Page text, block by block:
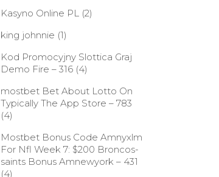
Kasyno Online PL(2)
king johnnie (1)
Kod Promocyjny Slottica Graj
Demo Fire – 316(4)
‎mostbet Bet About Lotto On
Typically The App Store – 783
(4)
Mostbet Bonus Code Amnyxlm
For Nfl Week 7: $200 Broncos-
saints Bonus Amnewyork – 431
(4)